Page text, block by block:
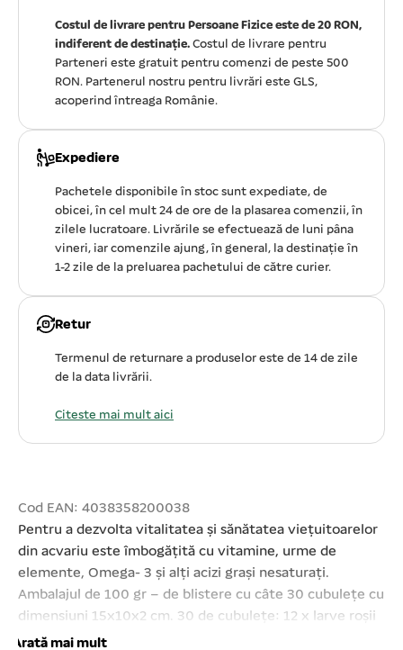
Costul de livrare pentru Persoane Fizice este de 20 RON,
indiferent de destinație. Costul de livrare pentru
Parteneri este gratuit pentru comenzi de peste 500
RON. Partenerul nostru pentru livrări este GLS,
acoperind întreaga Românie.
Expediere
Pachetele disponibile în stoc sunt expediate, de
obicei, în cel mult 24 de ore de la plasarea comenzii, în
zilele lucratoare. Livrările se efectuează de luni pâna
vineri, iar comenzile ajung, în general, la destinație în
1-2 zile de la preluarea pachetului de către curier.
Retur
Termenul de returnare a produselor este de 14 de zile
de la data livrării.
Citeste mai mult aici
Cod EAN: 4038358200038
Pentru a dezvolta vitalitatea și sănătatea viețuitoarelor
din acvariu este îmbogățită cu vitamine, urme de
elemente, Omega- 3 și alți acizi grași nesaturați.
Ambalajul de 100 gr – de blistere cu câte 30 cubulețe cu
dimensiuni 15x10x2 cm. 30 de cubulețe: 12 x larve roșii
de țânțar6 x larve albe de țânțar6 x artemia6x dafnia cu
Arată mai mult